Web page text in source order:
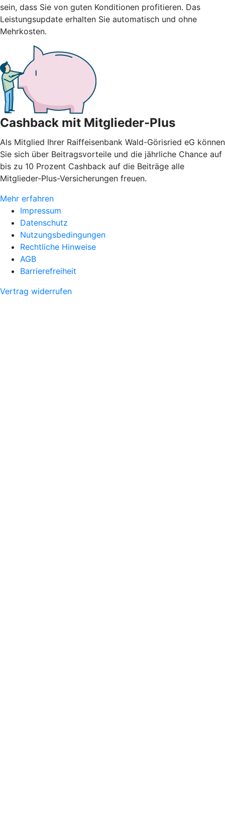
sein, dass Sie von guten Konditionen profitieren. Das
Leistungsupdate erhalten Sie automatisch und ohne
Mehrkosten.
Cashback mit Mitglieder-Plus
Als Mitglied Ihrer Raiffeisenbank Wald-Görisried eG können
Sie sich über Beitragsvorteile und die jährliche Chance auf
bis zu 10 Prozent Cashback auf die Beiträge alle
Mitglieder-Plus-Versicherungen freuen.
Mehr erfahren
Impressum
Datenschutz
Nutzungsbedingungen
Rechtliche Hinweise
AGB
Barrierefreiheit
Vertrag widerrufen